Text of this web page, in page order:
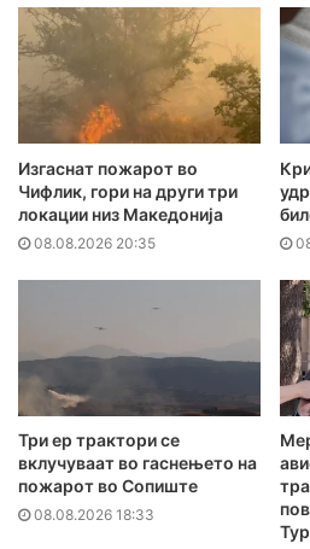
Изгаснат пожарот во
Чифлик, гори на други три
локации низ Македонија
08.08.2026 20:35
Три ер трактори се
вклучуваат во гаснењето на
пожарот во Сопиште
08.08.2026 18:33